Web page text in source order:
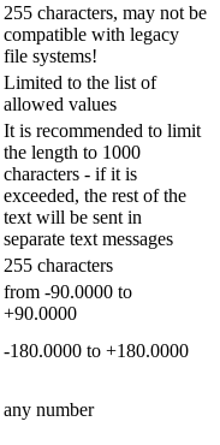
255 characters, may not be
compatible with legacy
file systems!
Limited to the list of
allowed values
It is recommended to limit
the length to 1000
characters - if it is
exceeded, the rest of the
text will be sent in
separate text messages
255 characters
from -90.0000 to
+90.0000
-180.0000 to +180.0000
any number